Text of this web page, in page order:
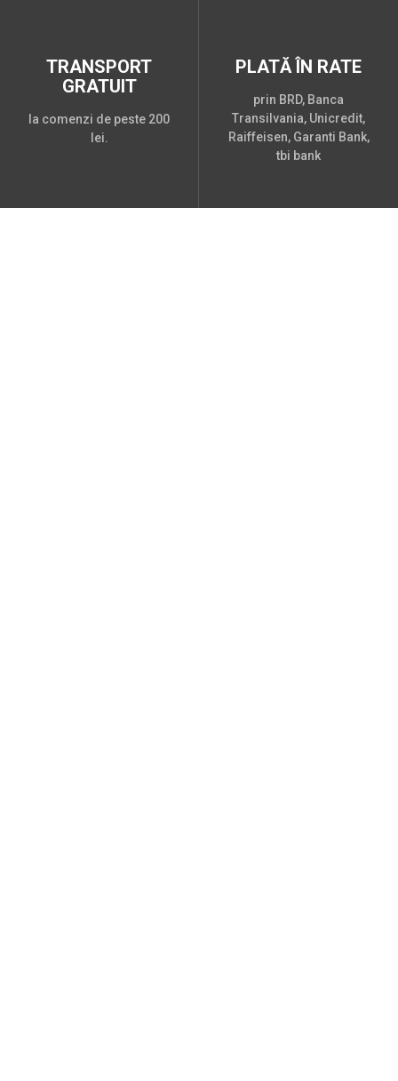
TRANSPORT
GRATUIT
la comenzi de peste 200
lei.
PLATĂ ÎN RATE
prin BRD, Banca
Transilvania, Unicredit,
Raiffeisen, Garanti Bank,
tbi bank